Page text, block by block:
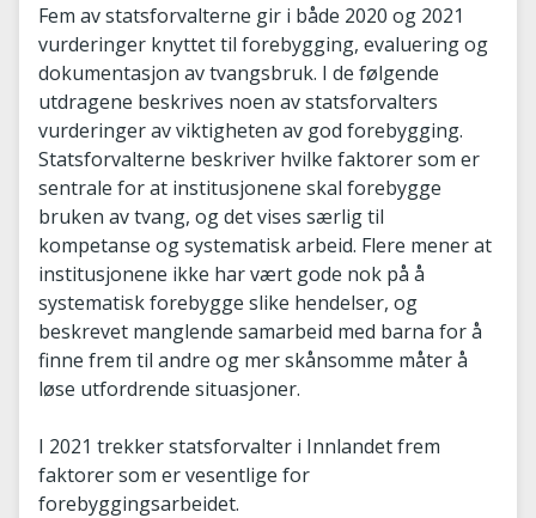
Fem av statsforvalterne gir i både 2020 og 2021
vurderinger knyttet til forebygging, evaluering og
dokumentasjon av tvangsbruk. I de følgende
utdragene beskrives noen av statsforvalters
vurderinger av viktigheten av god forebygging.
Statsforvalterne beskriver hvilke faktorer som er
sentrale for at institusjonene skal forebygge
bruken av tvang, og det vises særlig til
kompetanse og systematisk arbeid. Flere mener at
institusjonene ikke har vært gode nok på å
systematisk forebygge slike hendelser, og
beskrevet manglende samarbeid med barna for å
finne frem til andre og mer skånsomme måter å
løse utfordrende situasjoner.
I 2021 trekker statsforvalter i Innlandet frem
faktorer som er vesentlige for
forebyggingsarbeidet.